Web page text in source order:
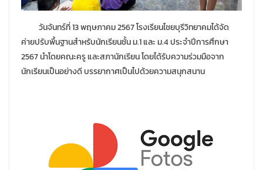
วันจันทร์ที่ 13 พฤษภาคม 2567 โรงเรียนไชยบุรีวิทยาคมได้จัด
ค่ายปรับพื้นฐานสำหรับนักเรียนชั้น ม.1 และ ม.4 ประจำปีการศึกษา
2567 นำโดยคณะครู และสภานักเรียนโดยได้รับความร่วมมือจาก
นักเรียนเป็นอย่างดี บรรยากาศเป็นไปด้วยความสนุกสนาน